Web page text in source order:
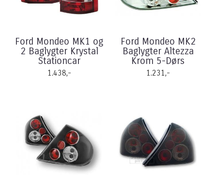
Ford Mondeo MK1 og
2 Baglygter Krystal
Stationcar
1.438,-
Ford Mondeo MK2
Baglygter Altezza
Krom 5-Dørs
1.231,-